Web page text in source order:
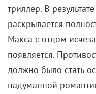
триллер. В
раскрывается
Макса с отцом
появляется.
должно было стать
надуманной